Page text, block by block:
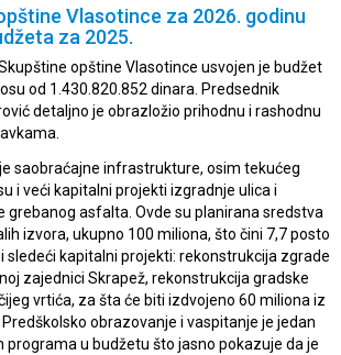
Vlasotince za 2026. godinu
za 2025.
opštine Vlasotince usvojen je budžet
od 1.430.820.852 dinara. Predsednik
detaljno je obrazložio prihodnu i rashodnu
saobraćajne infrastrukture, osim tekućeg
i veći kapitalni projekti izgradnje ulica i
grebanog asfalta. Ovde su planirana sredstva
izvora, ukupno 100 miliona, što čini 7,7 posto
sledeći kapitalni projekti: rekonstrukcija zgrade
zajednici Skrapež, rekonstrukcija gradske
vrtića, za šta će biti izdvojeno 60 miliona iz
obrazovanje i vaspitanje je jedan
programa u budžetu što jasno pokazuje da je